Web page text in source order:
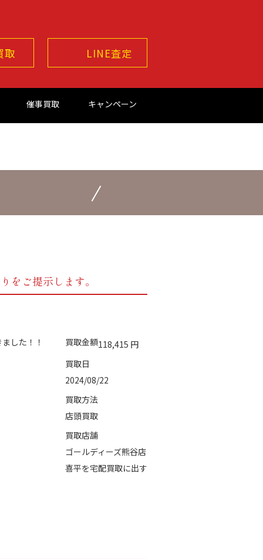
取 LINE査定
催事買取 キャンペーン
をご提示します。
買取金額118,415 円
買取日
2024/08/22
買取方法
店頭買取
買取店舗
ゴールディーズ熊谷店
喜平を宅配買取に出す